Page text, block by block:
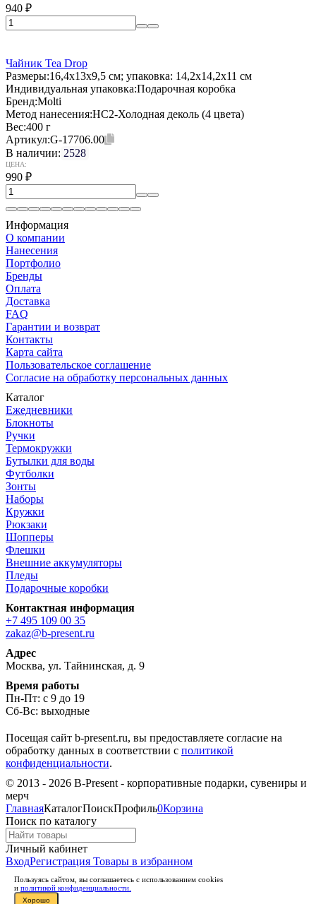
940 ₽
Чайник Tea Drop
Размеры:16,4x13x9,5 см; упаковка: 14,2x14,2x11 см
Индивидуальная упаковка:Подарочная коробка
Бренд:Molti
Метод нанесения:HC2-Холодная деколь (4 цвета)
Вес:400 г
Артикул:G-17706.00
В наличии: 2528
ЦЕНА:
990 ₽
Информация
О компании
Нанесения
Портфолио
Бренды
Оплата
Доставка
FAQ
Гарантии и возврат
Контакты
Карта сайта
Пользовательское соглашение
Согласие на обработку персональных данных
Каталог
Ежедневники
Блокноты
Ручки
Термокружки
Бутылки для воды
Футболки
Зонты
Наборы
Кружки
Рюкзаки
Шопперы
Флешки
Внешние аккумуляторы
Пледы
Подарочные коробки
Контактная информация
+7 495 109 00 35
zakaz@b-present.ru
Адрес
Москва, ул. Тайнинская, д. 9
Время работы
Пн-Пт: с 9 до 19
Сб-Вс: выходные
Посещая сайт b-present.ru, вы предоставляете согласие на
обработку данных в соответствии с политикой
конфиденциальности.
© 2013 - 2026 B-Present - корпоративные подарки, сувениры и
мерч
ГлавнаяКаталогПоискПрофиль0Корзина
Поиск по каталогу
Личный кабинет
ВходРегистрация Товары в избранном
Пользуясь сайтом, вы соглашаетесь с использованием cookies
и политикой конфиденциальности.
Хорошо